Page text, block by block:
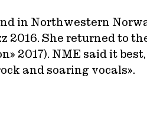
in Northwestern
2016. She returned to
2017). NME said it
and soaring vocals».